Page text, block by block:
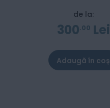
de la:
300 00 Lei
Adaugă în coș